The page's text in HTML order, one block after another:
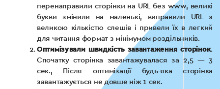
перенаправили сторінки на URL без www, великі
букви змінили на маленькі, виправили URL з
великою кількістю слешів і привели їх в легкий
для читання формат з мінімумом роздільників.
Оптимізували швидкість завантаження сторінок.
Спочатку сторінка завантажувалася за 2,5 — 3
сек., Після оптимізації будь-яка сторінка
завантажується не довше ніж 1 сек.